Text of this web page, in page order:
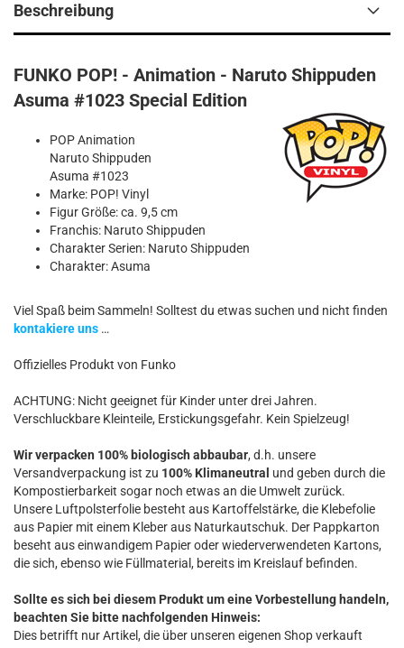
Beschreibung
FUNKO POP! - Animation - Naruto Shippuden
Asuma #1023 Special Edition
POP Animation
Naruto Shippuden
Asuma #1023
Marke: POP! Vinyl
Figur Größe: ca. 9,5 cm
Franchis: Naruto Shippuden
Charakter Serien: Naruto Shippuden
Charakter: Asuma
Viel Spaß beim Sammeln! Solltest du etwas suchen und nicht finden
kontakiere uns …
Offizielles Produkt von Funko
ACHTUNG: Nicht geeignet für Kinder unter drei Jahren.
Verschluckbare Kleinteile, Erstickungsgefahr. Kein Spielzeug!
Wir verpacken 100% biologisch abbaubar, d.h. unsere
Versandverpackung ist zu 100% Klimaneutral und geben durch die
Kompostierbarkeit sogar noch etwas an die Umwelt zurück.
Unsere Luftpolsterfolie besteht aus Kartoffelstärke, die Klebefolie
aus Papier mit einem Kleber aus Naturkautschuk. Der Pappkarton
beseht aus einwandigem Papier oder wiederverwendeten Kartons,
die sich, ebenso wie Füllmaterial, bereits im Kreislauf befinden.
Sollte es sich bei diesem Produkt um eine Vorbestellung handeln,
beachten Sie bitte nachfolgenden Hinweis:
Dies betrifft nur Artikel, die über unseren eigenen Shop verkauft